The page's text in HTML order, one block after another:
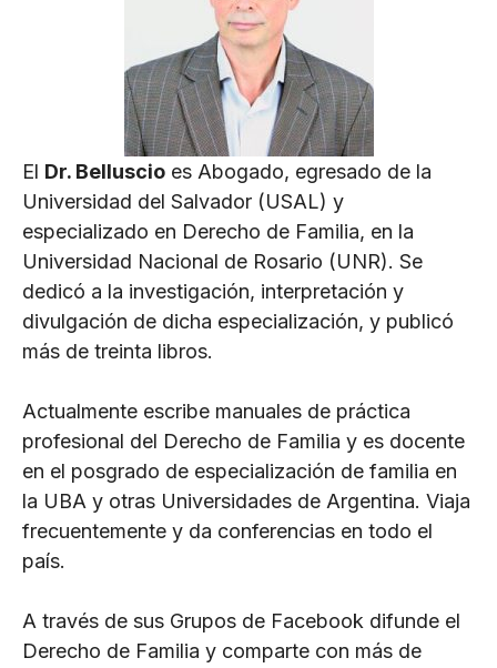
El Dr. Belluscio es Abogado, egresado de la
Universidad del Salvador (USAL) y
especializado en Derecho de Familia, en la
Universidad Nacional de Rosario (UNR). Se
dedicó a la investigación, interpretación y
divulgación de dicha especialización, y publicó
más de treinta libros.
Actualmente escribe manuales de práctica
profesional del Derecho de Familia y es docente
en el posgrado de especialización de familia en
la UBA y otras Universidades de Argentina. Viaja
frecuentemente y da conferencias en todo el
país.
A través de sus Grupos de Facebook difunde el
Derecho de Familia y comparte con más de